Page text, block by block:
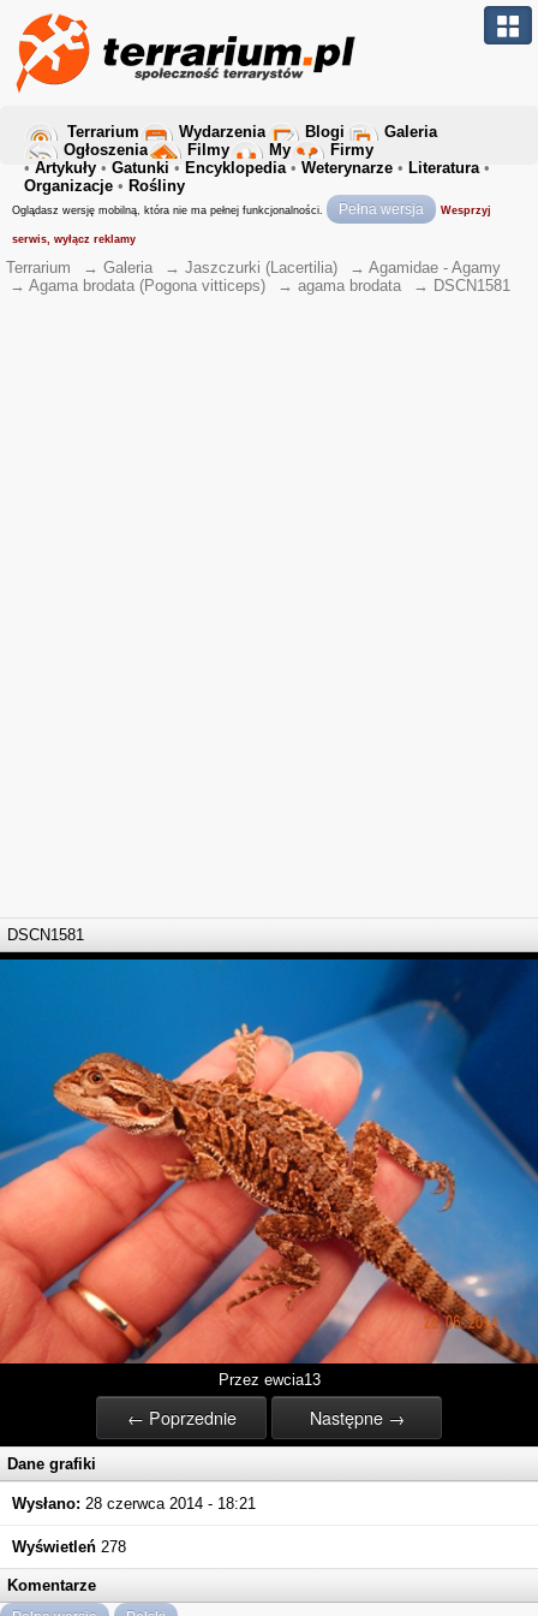
Terrarium Wydarzenia Blogi
Galeria
Ogłoszenia
Filmy My
Firmy
• Artykuły • Gatunki • Encyklopedia• Weterynarze • Literatura•
Organizacje • Rośliny
Oglądasz wersję mobilną, która nie ma pełnej funkcjonalności. Pełna wersja Wesprzyj
serwis, wyłącz reklamy
Terrarium → Galeria → Jaszczurki (Lacertilia) → Agamidae - Agamy
→ Agama brodata (Pogona vitticeps) → agama brodata → DSCN1581
DSCN1581
Przez ewcia13
← Poprzednie Następne →
Dane grafiki
Wysłano: 28 czerwca 2014 - 18:21
Wyświetleń 278
Komentarze